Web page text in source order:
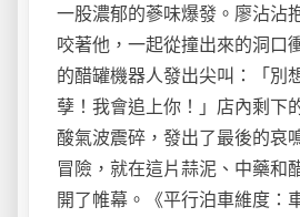
一股濃郁的蔘味爆發。廖沾沾
咬著他，一起從撞出來的洞口
的醋罐機器人發出尖叫：「別
孽！我會追上你！」店內剩下
酸氣波震碎，發出了最後的哀
冒險，就在這片蒜泥、中藥和
開了帷幕。《平行泊車維度：